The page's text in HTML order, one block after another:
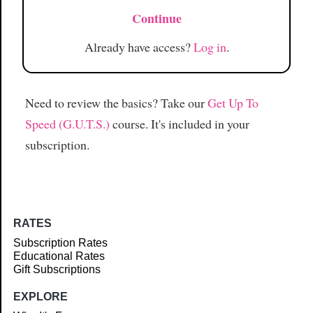
Continue
Already have access?Log in.
Need to review the basics? Take ourGet Up To
Speed (G.U.T.S.) course. It's included in your
subscription.
RATES
Subscription Rates
Educational Rates
Gift Subscriptions
EXPLORE